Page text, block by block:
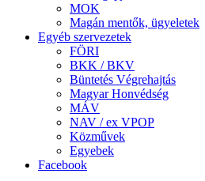
MOK
Magán mentők, ügyeletek
Egyéb szervezetek
FÖRI
BKK / BKV
Büntetés Végrehajtás
Magyar Honvédség
MÁV
NAV / ex VPOP
Közművek
Egyebek
Facebook